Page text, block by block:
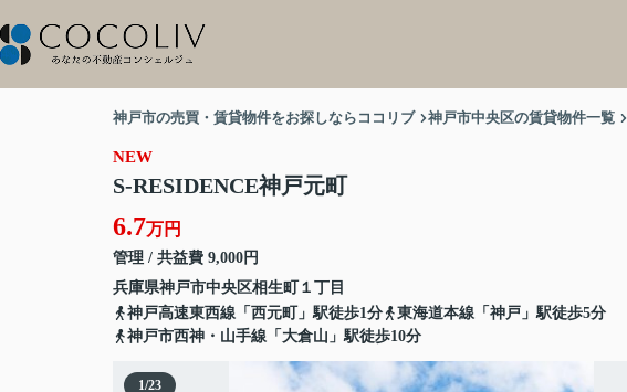
神戸市の売買・賃貸物件をお探しならココリブ 神戸市中央区の賃貸物件一覧
NEW
S-RESIDENCE神戸元町
6.7万円
管理 / 共益費 9,000円
兵庫県神戸市中央区相生町
１丁目
神戸高速東西線「西元町」駅徒歩1分
東海道本線「神戸」駅徒歩5分
神戸市西神・山手線「大倉山」駅徒歩10分
1/23